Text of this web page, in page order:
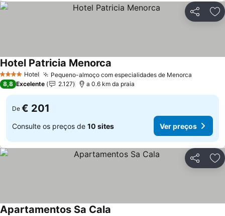
Partilhar
4 EstrelasHotel Pequeno-almoço com especialidades de Menorca
Hotel Patricia Menorca
8,8 Excelente 2.127 a 0.6 km da praia
De € 201
Consulte os preços de 10 sites Ver preços
Partilhar
Apartamentos Sa Cala